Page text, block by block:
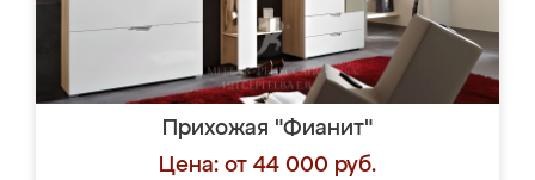
Прихожая "Фианит"
Цена: от 44 000 руб.